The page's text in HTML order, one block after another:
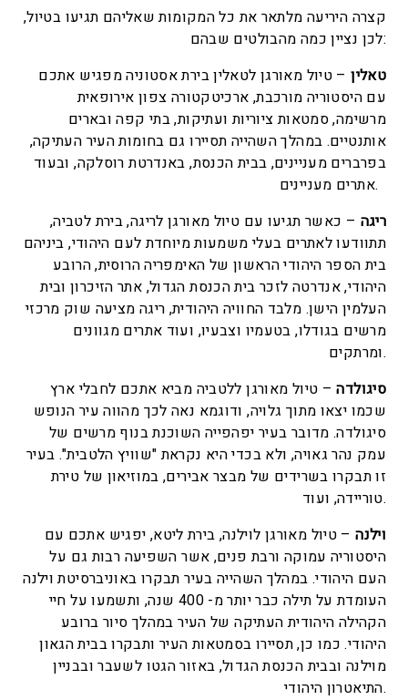
קצרה היריעה מלתאר את כל המקומות שאליהם תגיעו בטיול,
לכן נציין כמה מהבולטים שבהם:
טאלין– טיול מאורגן לטאלין בירת אסטוניה מפגיש אתכם
עם היסטוריה מורכבת, ארכיטקטורה צפון אירופאית
מרשימה, סמטאות ציוריות ועתיקות, בתי קפה ובארים
אותנטיים. במהלך השהייה תסיירו גם בחומות העיר העתיקה,
בפרברים מעניינים, בבית הכנסת, באנדרטת רוסלקה, ובעוד
אתרים מעניינים.
ריגה – כאשר תגיעו עם טיול מאורגן לריגה, בירת לטביה,
תתוודעו לאתרים בעלי משמעות מיוחדת לעם היהודי, ביניהם
בית הספר היהודי הראשון של האימפריה הרוסית, הרובע
היהודי, אנדרטה לזכר בית הכנסת הגדול, אתר הזיכרון ובית
העלמין הישן. מלבד החוויה היהודית, ריגה מציעה שוק מרכזי
מרשים בגודלו, בטעמיו וצבעיו, ועוד אתרים מגוונים
ומרתקים.
סיגולדה– טיול מאורגן ללטביה מביא אתכם לחבלי ארץ
שכמו יצאו מתוך גלויה, ודוגמא נאה לכך מהווה עיר הנופש
סיגולדה. מדובר בעיר יפהפייה השוכנת בנוף מרשים של
עמק נהר גאויה, ולא בכדי היא נקראת "שוויץ הלטבית". בעיר
זו תבקרו בשרידים של מבצר אבירים, במוזיאון של טירת
טוריידה, ועוד.
וילנה– טיול מאורגן לוילנה, בירת ליטא, יפגיש אתכם עם
היסטוריה עמוקה ורבת פנים, אשר השפיעה רבות גם על
העם היהודי. במהלך השהייה בעיר תבקרו באוניברסיטת וילנה
העומדת על תילה כבר יותר מ- 400 שנה, ותשמעו על חיי
הקהילה היהודית העתיקה של העיר במהלך סיור ברובע
היהודי. כמו כן, תסיירו בסמטאות העיר ותבקרו בבית הגאון
מוילנה ובבית הכנסת הגדול, באזור הגטו לשעבר ובבניין
התיאטרון היהודי.